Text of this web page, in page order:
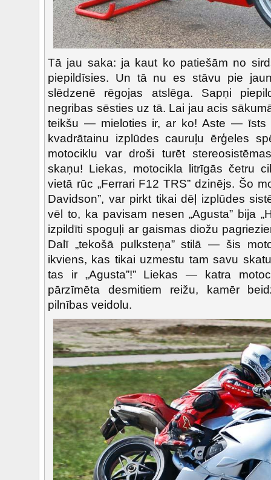
Tā jau saka: ja kaut ko patiešām no
piepildīsies. Un tā nu es stāvu pie
slēdzenē rēgojas atslēga. Sapņi
negribas sēsties uz tā. Lai jau acis
teikšu — mieloties ir, ar ko! Aste — īsts
kvadrātainu izplūdes cauruļu ērģeles
motociklu var droši turēt
skaņu! Liekas, motocikla litrīgās četru
vietā rūc „Ferrari F12 TRS” dzinējs. Šo
Davidson”, var pirkt tikai dēļ izplūdes
vēl to, ka pavisam nesen „Agusta” bija
izpildīti spoguļi ar gaismas diožu
Dalī „tekošā pulksteņa” stilā — šis
ikviens, kas tikai uzmestu tam savu
tas ir „Agusta”!” Liekas — katra
pārzīmēta desmitiem reižu, kamēr
pilnības veidolu.